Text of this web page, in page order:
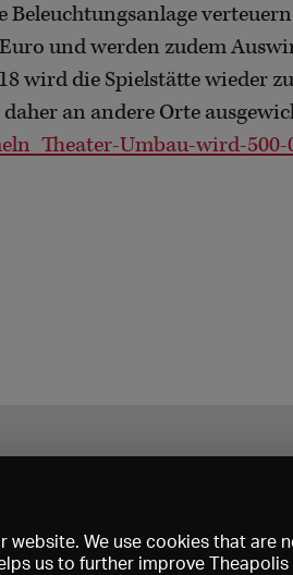
und werden zudem
wird die Spielstätte wieder
an andere Orte
Umbau-wird-500-
We use cookies that
us to further improve